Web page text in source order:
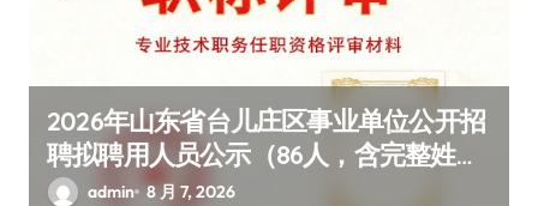
2026年山东省台儿庄区事业单位公开招
聘拟聘用人员公示（86人，含完整姓名
单位详情）
admin 8 月 7, 2026